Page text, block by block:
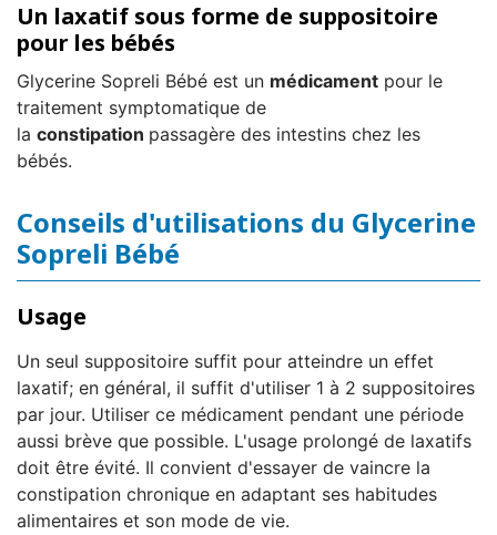
Un laxatif sous forme de suppositoire
pour les bébés
Glycerine Sopreli Bébé est un médicament pour le
traitement symptomatique de
la constipation passagère des intestins chez les
bébés.
Conseils d'utilisations du Glycerine
Sopreli Bébé
Usage
Un seul suppositoire suffit pour atteindre un effet
laxatif; en général, il suffit d'utiliser 1 à 2 suppositoires
par jour. Utiliser ce médicament pendant une période
aussi brève que possible. L'usage prolongé de laxatifs
doit être évité. Il convient d'essayer de vaincre la
constipation chronique en adaptant ses habitudes
alimentaires et son mode de vie.